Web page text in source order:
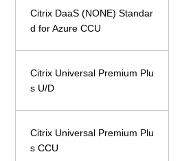
Citrix DaaS (NONE) Standar
d for Azure CCU
Citrix Universal Premium Plu
s U/D
Citrix Universal Premium Plu
s CCU